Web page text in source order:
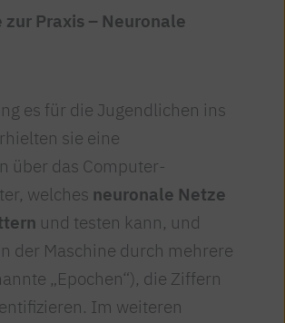
zur Praxis – Neuronale
es für die Jugendlichen ins
sie eine
über das Computer-
welches neuronale Netze
und testen kann, und
der Maschine durch mehrere
„Epochen“), die Ziffern
Im weiteren